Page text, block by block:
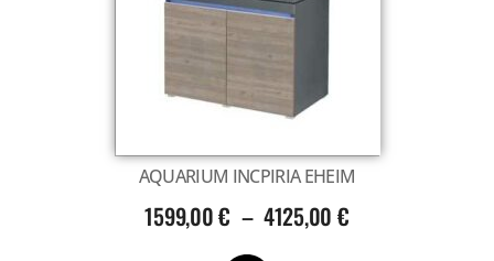
AQUARIUM INCPIRIA EHEIM
1599,00€ – 4125,00 €